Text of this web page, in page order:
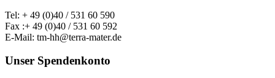
Tel: + 49 (0)40 / 531 60 590
Fax :+ 49 (0)40 / 531 60 592
E-Mail: tm-hh@terra-mater.de
Unser Spendenkonto